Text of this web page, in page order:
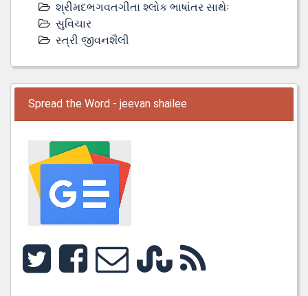
શ્રીમદભગવતગીતા શ્લોક ભાષાંતર સાથેઃ
સુવિચાર
સ્ત્રી જીવનશૈલી
Spread the Word - jeevan shailee